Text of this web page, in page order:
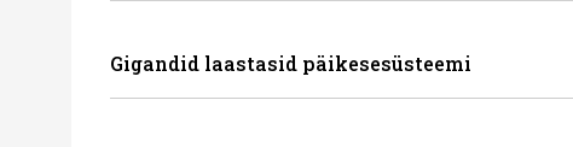
Gigandid laastasid päikesesüsteemi